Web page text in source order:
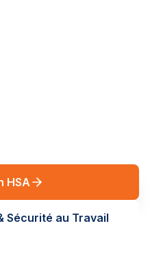
HSA
Sécurité au Travail